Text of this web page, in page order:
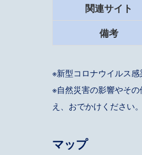
関連サイト
備考
※新型コロナウイルス
※自然災害の影響やそ
え、おでかけください。
マップ